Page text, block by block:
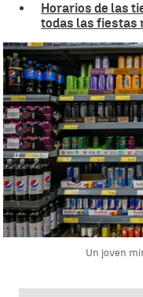
Horarios de las
todas las fiestas
Un joven